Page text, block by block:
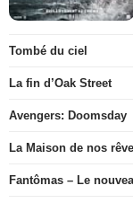
Tombé du ciel
La fin d’Oak Street
Avengers: Doomsday
La Maison de nos
Fantômas – Le